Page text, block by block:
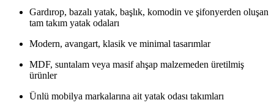
Gardırop, bazalı yatak, başlık, komodin ve şifonyerden oluşan
tam takım yatak odaları
Modern, avangart, klasik ve minimal tasarımlar
MDF, suntalam veya masif ahşap malzemeden üretilmiş
ürünler
Ünlü mobilya markalarına ait yatak odası takımları